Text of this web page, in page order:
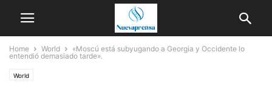
Home World
«Moscú está subyugando a Georgia y Occidente lo
entendió demasiado tarde».
World